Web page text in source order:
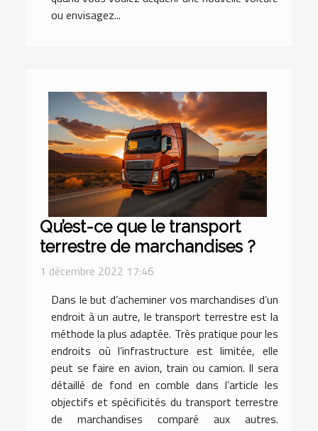
ou envisagez...
Qu’est-ce que le transport
terrestre de marchandises ?
1 décembre 2022 17:46
Dans le but d’acheminer vos marchandises d’un
endroit à un autre, le transport terrestre est la
méthode la plus adaptée. Très pratique pour les
endroits où l’infrastructure est limitée, elle
peut se faire en avion, train ou camion. Il sera
détaillé de fond en comble dans l’article les
objectifs et spécificités du transport terrestre
de marchandises comparé aux autres.